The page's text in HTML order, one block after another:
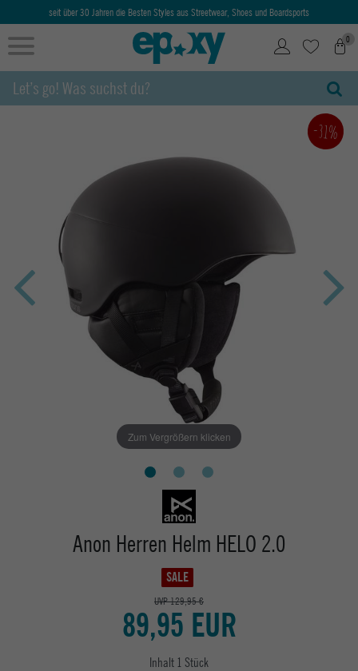
seit über 30 Jahren die Besten Styles aus Streetwear, Shoes und Boardsports
0
Zum Vergrößern klicken
-31%
Anon Herren Helm HELO 2.0
SALE
UVP 129,95 €
89,95 EUR
Inhalt 1 Stück